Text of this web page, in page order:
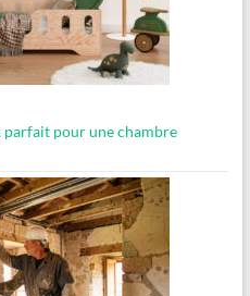
parfait pour une chambre